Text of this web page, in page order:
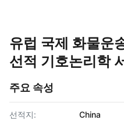
유럽 국제 화물운
선적 기호논리학
주요 속성
선적지:
China